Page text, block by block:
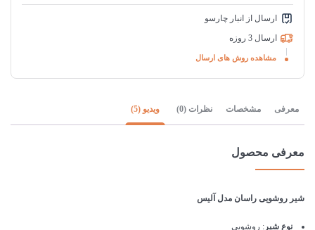
ارسال از انبار چارسو
ارسال 3 روزه
مشاهده روش های ارسال
معرفی مشخصات نظرات (0) ویدیو (5)
معرفی محصول
شیر روشویی راسان مدل آلیس
نوع شیر : روشویی